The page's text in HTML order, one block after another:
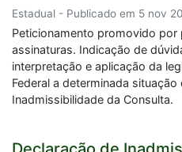
Estadual - Publicado em 5 nov
Peticionamento promovido por
assinaturas. Indicação de
interpretação e aplicação da
Federal a determinada
Inadmissibilidade da Consulta.